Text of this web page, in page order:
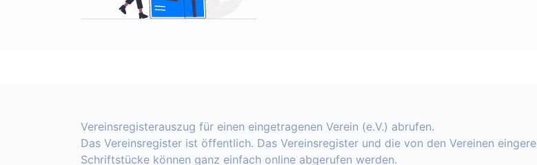
Vereinsregisterauszug für einen eingetragenen Verein (e.V.) abrufen.
Das Vereinsregister ist öffentlich. Das Vereinsregister und die von den Vereinen
Schriftstücke können ganz einfach online abgerufen werden.